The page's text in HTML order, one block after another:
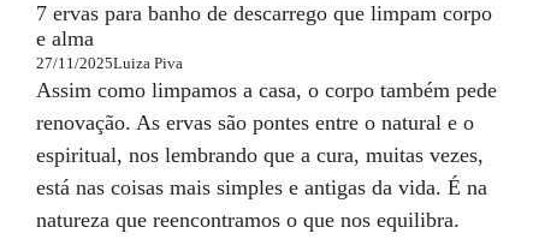
7 ervas para banho de descarrego que limpam corpo
e alma
27/11/2025Luiza Piva
Assim como limpamos a casa, o corpo também pede
renovação. As ervas são pontes entre o natural e o
espiritual, nos lembrando que a cura, muitas vezes,
está nas coisas mais simples e antigas da vida. É na
natureza que reencontramos o que nos equilibra.